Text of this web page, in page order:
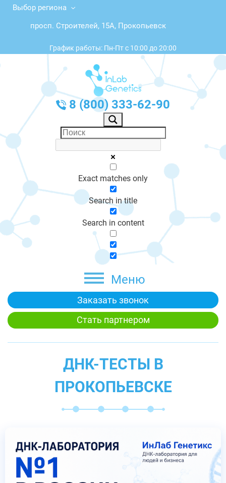
Выбор региона
просп. Строителей, 15А, Прокопьевск
График работы: Пн-Пт с 10:00 до 20:00
8 (800) 333-62-90
Exact matches only
Search in title
Search in content
Меню
Заказать звонок
Стать партнером
ДНК-ТЕСТЫ В
ПРОКОПЬЕВСКЕ